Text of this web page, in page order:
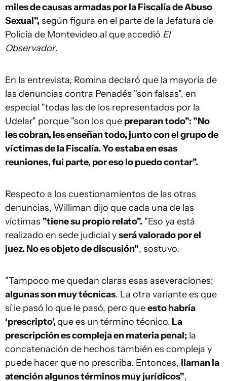
miles de causas armadas por la Fiscalía de Abuso
Sexual", según figura en el parte de la Jefatura de
Policía de Montevideo al que accedió El
Observador.
En la entrevista, Romina declaró que la mayoría de
las denuncias contra Penadés "son falsas", en
especial "todas las de los representados por la
Udelar" porque "son los que preparan todo": "No
les cobran, les enseñan todo, junto con el grupo de
víctimas de la Fiscalía. Yo estaba en esas
reuniones, fui parte, por eso lo puedo contar".
Respecto a los cuestionamientos de las otras
denuncias, Williman dijo que cada una de las
víctimas "tiene su propio relato". "Eso ya está
realizado en sede judicial yserá valorado por el
juez. No es objeto de discusión", sostuvo.
"Tampoco me quedan claras esas aseveraciones;
algunas son muy técnicas. La otra variante es que
sí le pasó lo que le pasó, pero queesto habría
‘prescripto’,que es un término técnico. La
prescripción es compleja en materia penal; la
concatenación de hechos también es compleja y
puede hacer que no prescriba. Entonces, llaman la
atención algunos términos muy jurídicos",